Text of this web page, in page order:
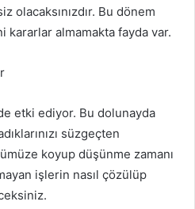
olacaksınızdır. Bu dönem
kararlar almamakta fayda var.
etki ediyor. Bu dolunayda
süzgeçten
koyup düşünme zamanı
işlerin nasıl çözülüp